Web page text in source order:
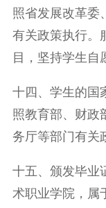
照省发展改革委
有关政策执行。
目，坚持学生自
十四、学生的国
照教育部、财政
务厅等部门有关
十五、颁发毕业
术职业学院，属